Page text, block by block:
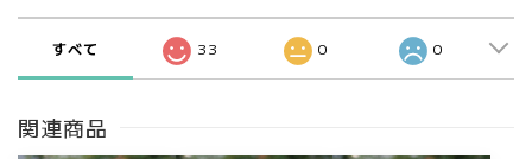
すべて 33 0 0
関連商品